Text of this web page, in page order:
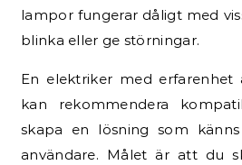
lampor fungerar dåligt med
blinka eller ge störningar.
En elektriker med erfarenhet
kan rekommendera
skapa en lösning som
användare. Målet är att du